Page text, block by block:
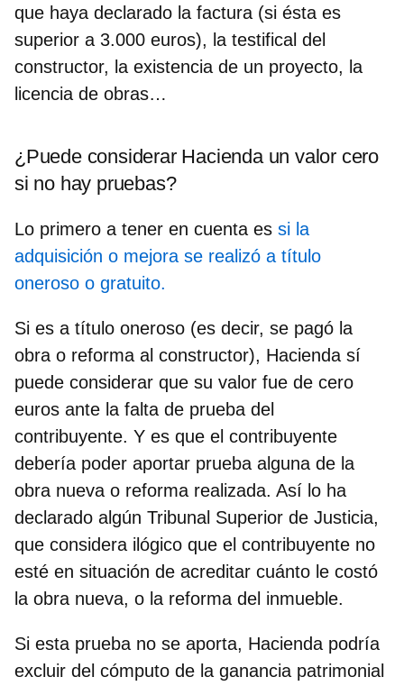
que haya declarado la factura (si ésta es
superior a 3.000 euros), la testifical del
constructor, la existencia de un proyecto, la
licencia de obras…
¿Puede considerar Hacienda un valor cero
si no hay pruebas?
Lo primero a tener en cuenta es si la
adquisición o mejora se realizó a título
oneroso o gratuito.
Si es a título oneroso (es decir, se pagó la
obra o reforma al constructor), Hacienda sí
puede considerar que su valor fue de cero
euros ante la falta de prueba del
contribuyente. Y es que el contribuyente
debería poder aportar prueba alguna de la
obra nueva o reforma realizada. Así lo ha
declarado algún Tribunal Superior de Justicia,
que considera ilógico que el contribuyente no
esté en situación de acreditar cuánto le costó
la obra nueva, o la reforma del inmueble.
Si esta prueba no se aporta, Hacienda podría
excluir del cómputo de la ganancia patrimonial